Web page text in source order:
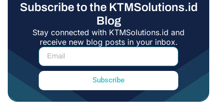
Subscribe to the KTMSolutions.id
Blog
Stay connected with KTMSolutions.id and
receive new blog posts in your inbox.
Subscribe